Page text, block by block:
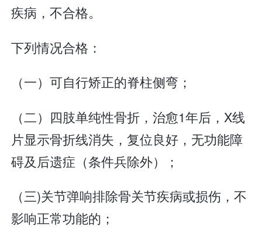
疾病，不合格。
下列情况合格：
（一）可自行矫正的脊柱侧弯；
（二）四肢单纯性骨折，治愈1年后，X线
片显示骨折线消失，复位良好，无功能障
碍及后遗症（条件兵除外）；
（三)关节弹响排除骨关节疾病或损伤，不
影响正常功能的；